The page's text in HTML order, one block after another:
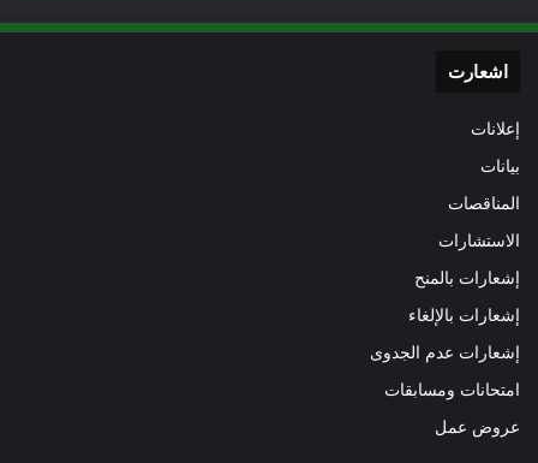
اشعارت
إعلانات
بيانات
المناقصات
الاستشارات
إشعارات بالمنح
إشعارات بالإلغاء
إشعارات عدم الجدوى
امتحانات ومسابقات
عروض عمل